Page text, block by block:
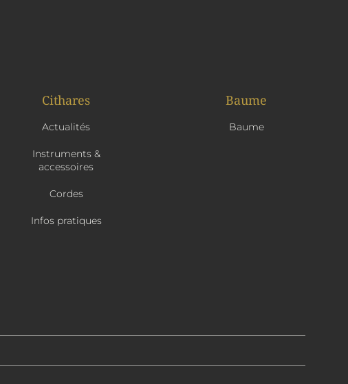
Cithares
Actualités
Instruments &
accessoires
Cordes
Infos pratiques
Baume
Baume